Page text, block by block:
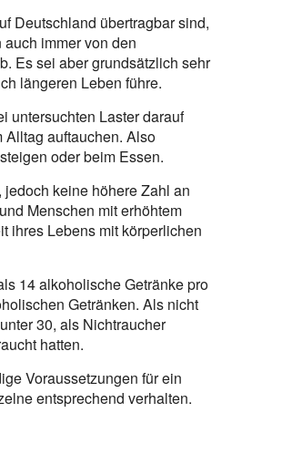
Deutschland übertragbar sind,
immer von den
Es sei aber grundsätzlich sehr
längeren Leben führe.
untersuchten Laster darauf
auftauchen. Also
oder beim Essen.
keine höhere Zahl an
Menschen mit erhöhtem
ihres Lebens mit körperlichen
14 alkoholische Getränke pro
Getränken. Als nicht
30, als Nichtraucher
hatten.
Voraussetzungen für ein
entsprechend verhalten.